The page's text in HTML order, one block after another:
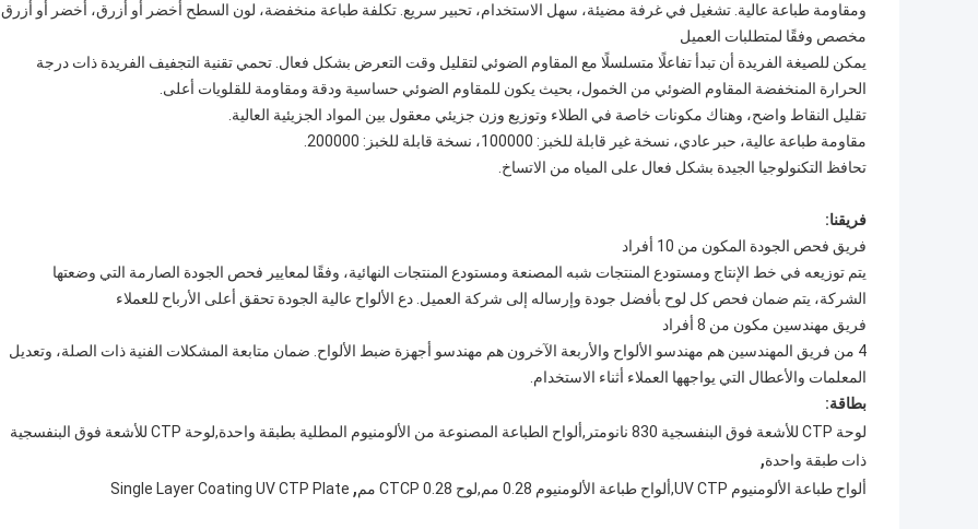
ومقاومة طباعة عالية. تشغيل في غرفة مضيئة، سهل الاستخدام، تحبير سريع. تكلفة طباعة منخفضة، لون السطح أخضر أو أزرق، أخضر أو أزرق
مخصص وفقًا لمتطلبات العميل
يمكن للصيغة الفريدة أن تبدأ تفاعلًا متسلسلًا مع المقاوم الضوئي لتقليل وقت التعرض بشكل فعال. تحمي تقنية التجفيف الفريدة ذات درجة
الحرارة المنخفضة المقاوم الضوئي من الخمول، بحيث يكون للمقاوم الضوئي حساسية ودقة ومقاومة للقلويات أعلى.
تقليل النقاط واضح، وهناك مكونات خاصة في الطلاء وتوزيع وزن جزيئي معقول بين المواد الجزيئية العالية.
مقاومة طباعة عالية، حبر عادي، نسخة غير قابلة للخبز: 100000، نسخة قابلة للخبز: 200000.
تحافظ التكنولوجيا الجيدة بشكل فعال على المياه من الاتساخ.
فريقنا:
فريق فحص الجودة المكون من 10 أفراد
يتم توزيعه في خط الإنتاج ومستودع المنتجات شبه المصنعة ومستودع المنتجات النهائية، وفقًا لمعايير فحص الجودة الصارمة التي وضعتها
الشركة، يتم ضمان فحص كل لوح بأفضل جودة وإرساله إلى شركة العميل. دع الألواح عالية الجودة تحقق أعلى الأرباح للعملاء
فريق مهندسين مكون من 8 أفراد
4 من فريق المهندسين هم مهندسو الألواح والأربعة الآخرون هم مهندسو أجهزة ضبط الألواح. ضمان متابعة المشكلات الفنية ذات الصلة، وتعديل
المعلمات والأعطال التي يواجهها العملاء أثناء الاستخدام.
بطاقة:
لوحة CTP للأشعة فوق البنفسجية 830 نانومتر,ألواح الطباعة المصنوعة من الألومنيوم المطلية بطبقة واحدة,لوحة CTP للأشعة فوق البنفسجية
ذات طبقة واحدة,
ألواح طباعة الألومنيوم UV CTP,ألواح طباعة الألومنيوم 0.28 مم,لوح CTCP 0.28 مم ,
Single Layer Coating UV CTP Plate